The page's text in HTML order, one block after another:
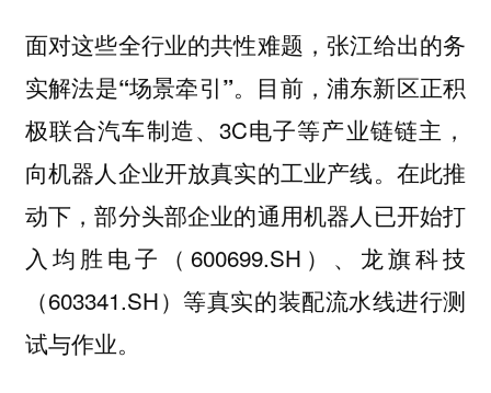
面对这些全行业的共性难题，张江给出的务
实解法是“场景牵引”。 目前，浦东新区正积
极联合汽车制造、3C电子等产业链链主，
向机器人企业开放真实的工业产线。在此推
动下，部分头部企业的通用机器人已开始打
入均胜电子（600699.SH）、龙旗科技
（603341.SH）等真实的装配流水线进行测
试与作业。